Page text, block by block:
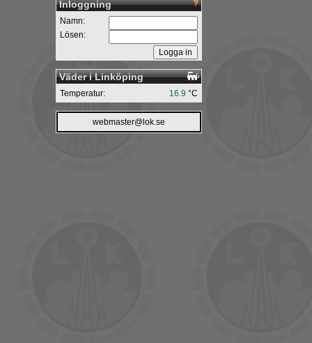
Inloggning
Namn:
Lösen:
Väder i Linköping
16.9 °C
Temperatur:
webmaster@lok.se